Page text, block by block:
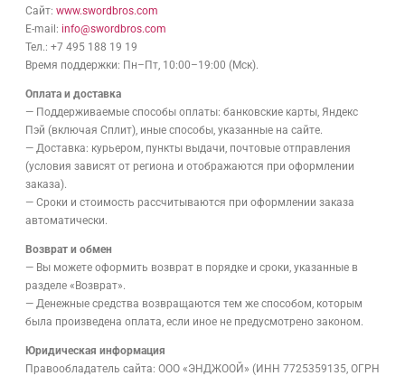
Сайт: www.swordbros.com
E-mail: info@swordbros.com
Тел.: +7 495 188 19 19
Время поддержки: Пн–Пт, 10:00–19:00 (Мск).
Оплата и доставка
— Поддерживаемые способы оплаты: банковские карты, Яндекс
Пэй (включая Сплит), иные способы, указанные на сайте.
— Доставка: курьером, пункты выдачи, почтовые отправления
(условия зависят от региона и отображаются при оформлении
заказа).
— Сроки и стоимость рассчитываются при оформлении заказа
автоматически.
Возврат и обмен
— Вы можете оформить возврат в порядке и сроки, указанные в
разделе «Возврат».
— Денежные средства возвращаются тем же способом, которым
была произведена оплата, если иное не предусмотрено законом.
Юридическая информация
Правообладатель сайта: ООО «ЭНДЖООЙ» (ИНН 7725359135, ОГРН